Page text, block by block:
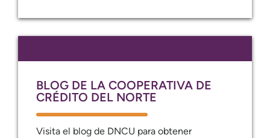
BLOG DE LA COOPERATIVA DE
CRÉDITO DEL NORTE
Visita el blog de DNCU para obtener